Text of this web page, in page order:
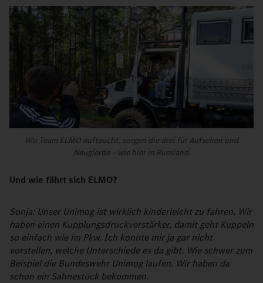
Wo Team ELMO auftaucht, sorgen die drei für Aufsehen und
Neugierde – wie hier in Russland.
Und wie fährt sich ELMO?
Sonja: Unser Unimog ist wirklich kinderleicht zu fahren. Wir
haben einen Kupplungsdruckverstärker, damit geht Kuppeln
so einfach wie im Pkw. Ich konnte mir ja gar nicht
vorstellen, welche Unterschiede es da gibt. Wie schwer zum
Beispiel die Bundeswehr Unimog laufen. Wir haben da
schon ein Sahnestück bekommen.